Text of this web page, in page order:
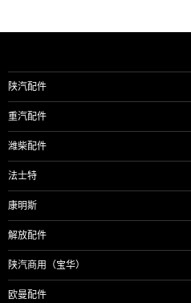
陕汽配件
重汽配件
潍柴配件
法士特
康明斯
解放配件
陕汽商用（宝华）
欧曼配件